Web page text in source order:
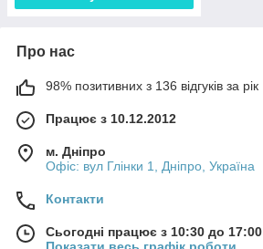
Про нас
98% позитивних з 136 відгуків за рік
Працює з 10.12.2012
м. Дніпро
Офіс: вул Глінки 1, Дніпро, Україна
Контакти
Сьогодні працює з 10:30 до 17:00
Показати весь графік роботи